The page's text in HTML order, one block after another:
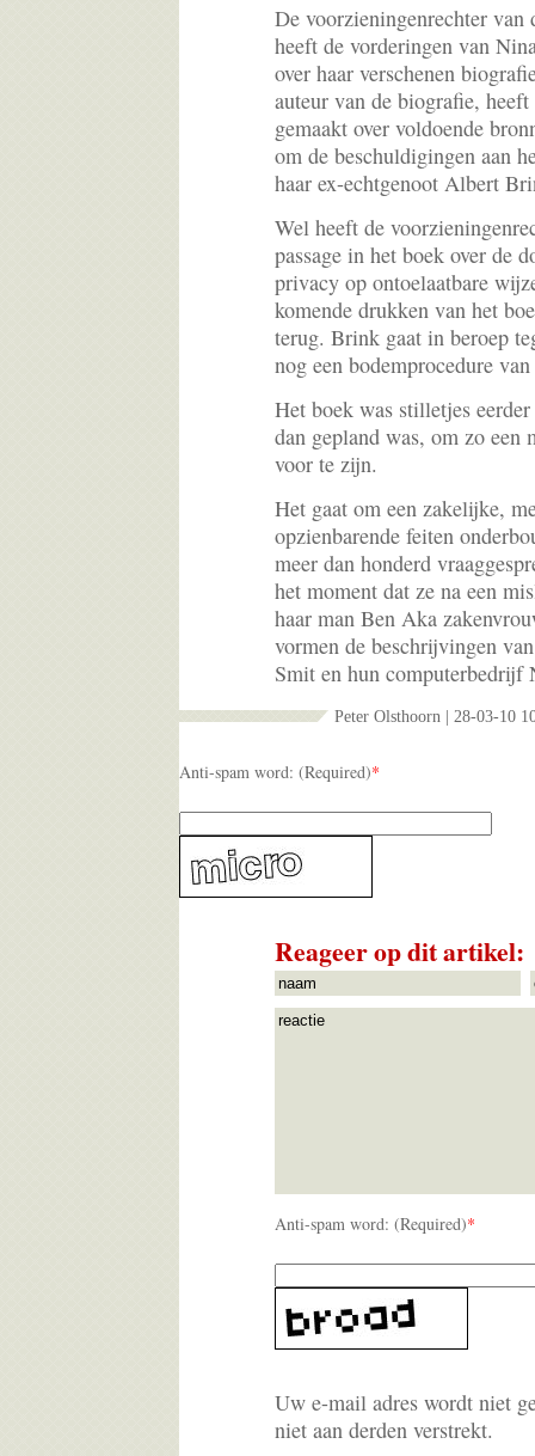
De voorzieningenrechter van
heeft de vorderingen van
over haar verschenen
auteur van de biografie,
gemaakt over voldoende
om de beschuldigingen aan
haar ex-echtgenoot Albert
Wel heeft de
passage in het boek over de
privacy op ontoelaatbare
komende drukken van het
terug. Brink gaat in beroep
nog een bodemprocedure
Het boek was stilletjes
dan gepland was, om zo
voor te zijn.
Het gaat om een zakelijke,
opzienbarende feiten
meer dan honderd
het moment dat ze na een
haar man Ben Aka
vormen de beschrijvingen
Smit en hun computerbedrijf
Peter Olsthoorn | 28-03-10
Anti-spam word: (Required)*
Reageer op dit artikel:
Anti-spam word: (Required)*
Uw e-mail adres wordt niet
niet aan derden verstrekt.